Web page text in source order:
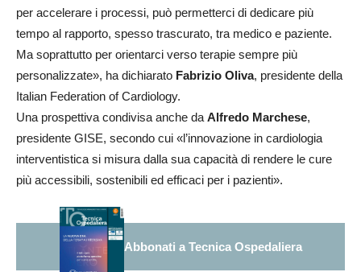
per accelerare i processi, può permetterci di dedicare più
tempo al rapporto, spesso trascurato, tra medico e paziente.
Ma soprattutto per orientarci verso terapie sempre più
personalizzate», ha dichiarato Fabrizio Oliva, presidente della
Italian Federation of Cardiology.
Una prospettiva condivisa anche da Alfredo Marchese,
presidente GISE, secondo cui «l’innovazione in cardiologia
interventistica si misura dalla sua capacità di rendere le cure
più accessibili, sostenibili ed efficaci per i pazienti».
Abbonati a Tecnica Ospedaliera